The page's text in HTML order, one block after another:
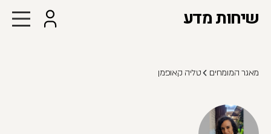
שיחות מדע
מאגר המומחים טליה קאופמן